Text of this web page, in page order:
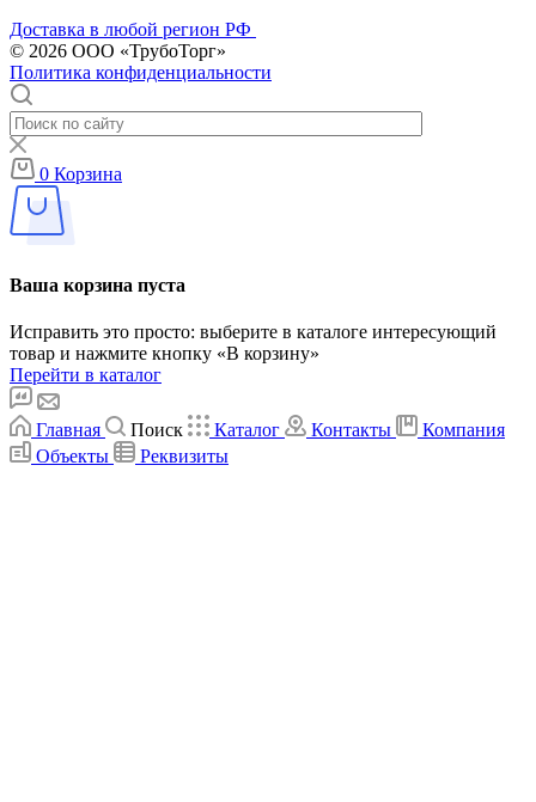
Доставка в любой регион РФ
© 2026 ООО «ТрубоТорг»
Политика конфиденциальности
0 Корзина
Ваша корзина пуста
Исправить это просто: выберите в каталоге интересующий
товар и нажмите кнопку «В корзину»
Перейти в каталог
Главная Поиск Каталог Контакты
Компания
Объекты
Реквизиты